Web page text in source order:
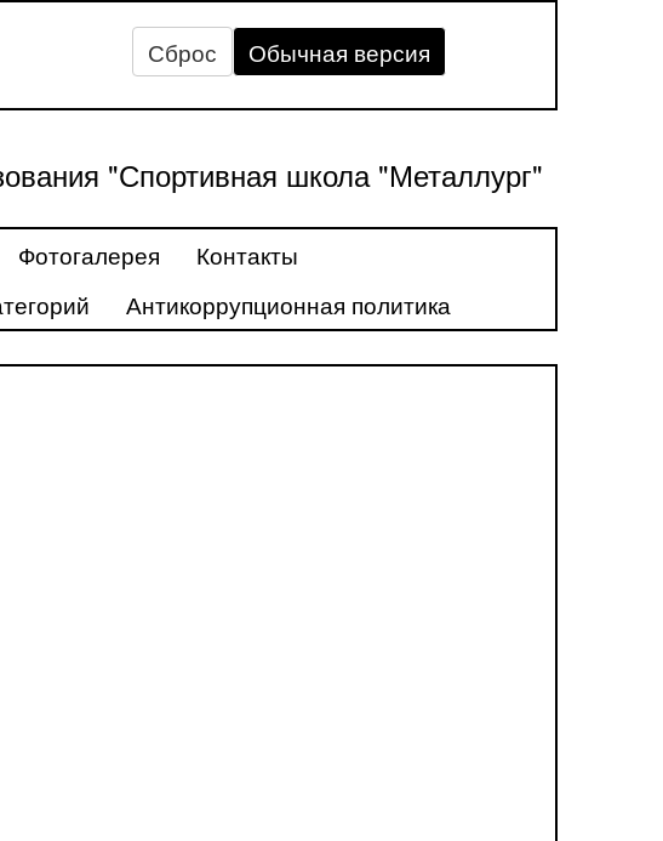
Сброс Обычная версия
"Спортивная школа "Металлург"
Фотогалерея
Контакты
Антикоррупционная политика